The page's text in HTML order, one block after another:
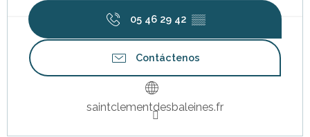
05 46 29 42 ▒▒
Contáctenos
saintclementdesbaleines.fr